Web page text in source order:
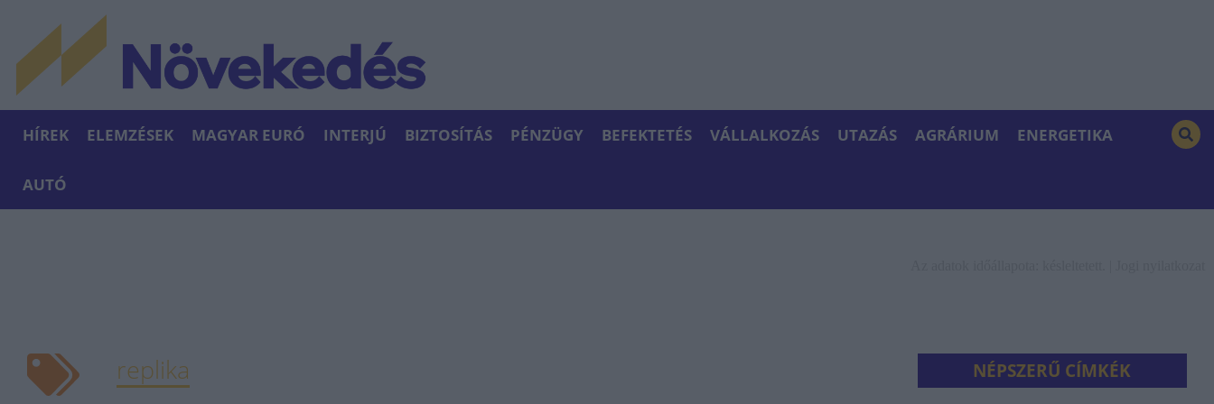
HÍREK ELEMZÉSEK MAGYAR EURÓ INTERJÚ BIZTOSÍTÁS PÉNZÜGY BEFEKTETÉS VÁLLALKOZÁS UTAZÁS AGRÁRIUM ENERGETIKA
AUTÓ
replika NÉPSZERŰ CÍMKÉK